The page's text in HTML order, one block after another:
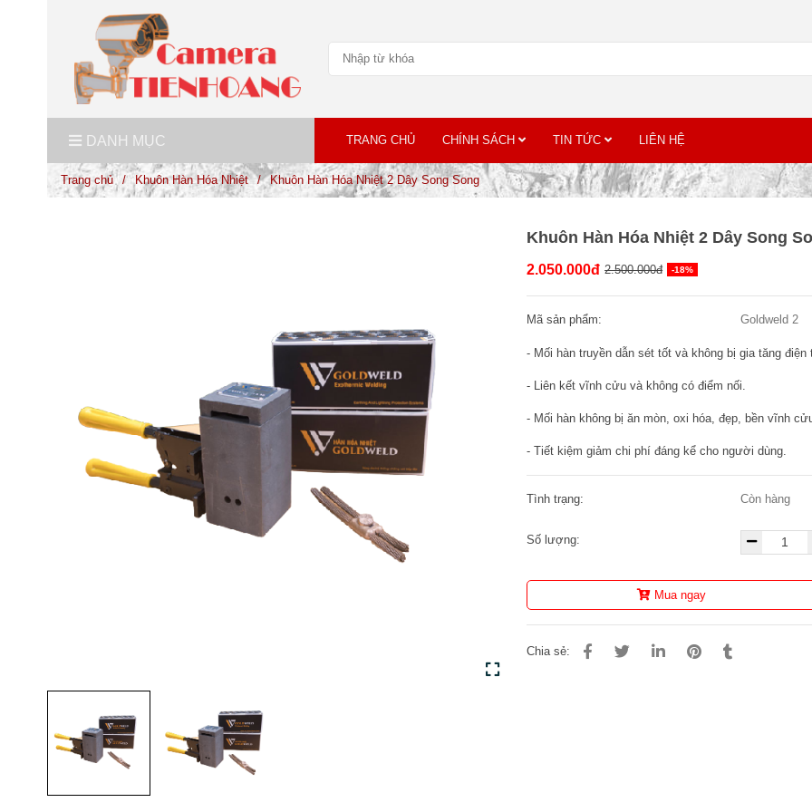
DANH MỤC TRANG CHỦ CHÍNH SÁCH TIN TỨC LIÊN HỆ
Trang chủ / Khuôn Hàn Hóa Nhiệt / Khuôn Hàn Hóa Nhiệt 2 Dây Song Song
Khuôn Hàn Hóa Nhiệt 2 Dây Song
2.050.000đ 2.500.000đ -18%
Mã sản phẩm: Goldweld 2
- Mối hàn truyền dẫn sét tốt và không bị gia tăng điện
- Liên kết vĩnh cửu và không có điểm nối.
- Mối hàn không bị ăn mòn, oxi hóa, đẹp, bền vĩnh
- Tiết kiệm giảm chi phí đáng kể cho người dùng.
Tình trạng: Còn hàng
Số lượng:
Mua ngay
Chia sẻ: